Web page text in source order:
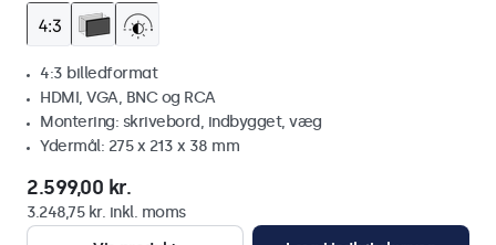
4:3 billedformat
HDMI, VGA, BNC og RCA
Montering: skrivebord, indbygget, væg
Ydermål: 275 x 213 x 38 mm
2.599,00 kr.
3.248,75 kr. inkl. moms